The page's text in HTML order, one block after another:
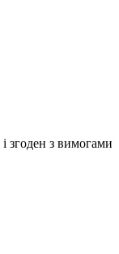
і згоден з вимогами